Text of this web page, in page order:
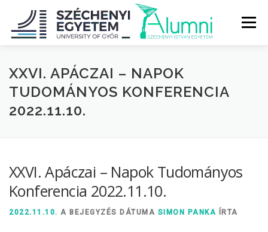
tartalomhoz
Menü
RÓLUNK ALUMNI KÖZÖSSÉG HÍREK
DIPLOMAÁTADÓ
XXVI. APÁCZAI – NAPOK
TUDOMÁNYOS KONFERENCIA
2022.11.10.
XXVI. Apáczai – Napok Tudományos
Konferencia 2022.11.10.
2022.11.10. A BEJEGYZÉS DÁTUMA SIMON PANKA ÍRTA